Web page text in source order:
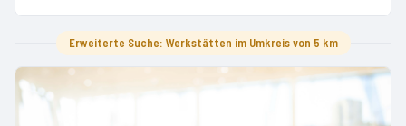
Erweiterte Suche: Werkstätten im Umkreis von 5 km